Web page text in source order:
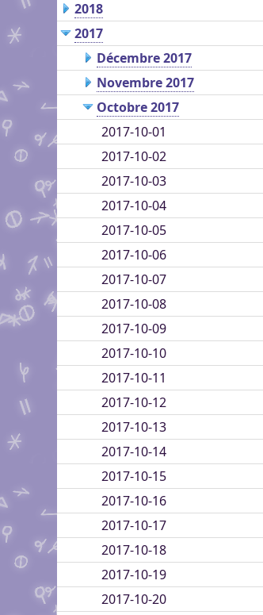
2018
2017
Décembre 2017
Novembre 2017
Octobre 2017
2017-10-01
2017-10-02
2017-10-03
2017-10-04
2017-10-05
2017-10-06
2017-10-07
2017-10-08
2017-10-09
2017-10-10
2017-10-11
2017-10-12
2017-10-13
2017-10-14
2017-10-15
2017-10-16
2017-10-17
2017-10-18
2017-10-19
2017-10-20